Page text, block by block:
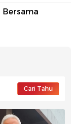
Bersama
Cari Tahu